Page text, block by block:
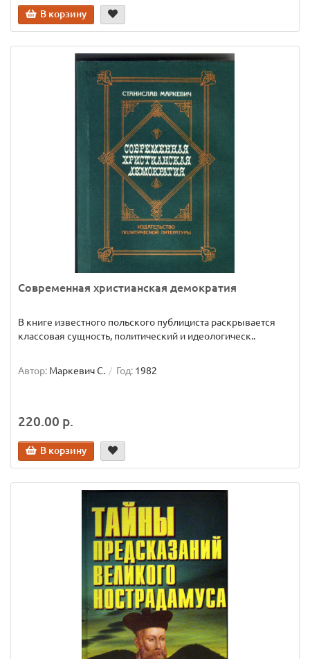
В корзину
Современная христианская демократия
В книге известного польского публициста раскрывается
классовая сущность, политический и идеологическ..
Автор: Маркевич С. Год: 1982
220.00 р.
В корзину